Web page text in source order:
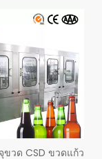
ขวด CSD ขวดแก้ว